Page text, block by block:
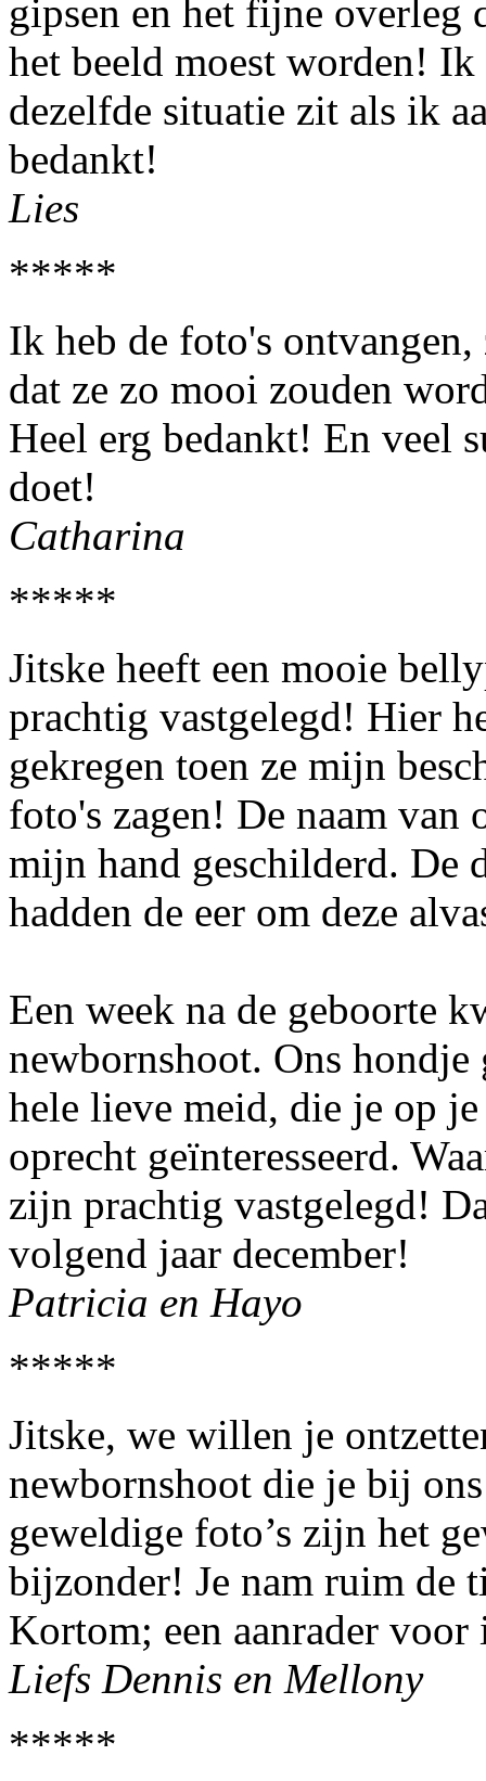
gipsen en het fijne overleg
het beeld moest worden!
dezelfde situatie zit als ik
bedankt!
Lies
*****
Ik heb de foto's
dat ze zo mooi zouden
Heel erg bedankt! En veel
doet!
Catharina
*****
Jitske heeft een mooie
prachtig vastgelegd! Hier
gekregen toen ze mijn
foto's zagen! De naam van
mijn hand geschilderd. De
hadden de eer om deze
Een week na de geboorte
newbornshoot. Ons
hele lieve meid, die je op
oprecht geïnteresseerd.
zijn prachtig vastgelegd!
volgend jaar december!
Patricia en Hayo
*****
Jitske, we willen je
newbornshoot die je bij
geweldige foto’s zijn het
bijzonder! Je nam ruim de
Kortom; een aanrader voor
Liefs Dennis en Mellony
*****